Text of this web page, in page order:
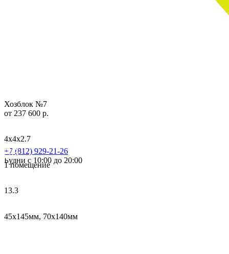
+7 (812) 929-21-26
Будни с 10:00 до 20:00
Хозблок №7
от 237 600 р.
4х4х2.7
1 помещение
13.3
45х145мм, 70х140мм